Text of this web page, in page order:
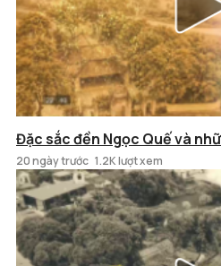
Đặc sắc đền Ngọc Quế và
20 ngày trước 1.2K lượt xem